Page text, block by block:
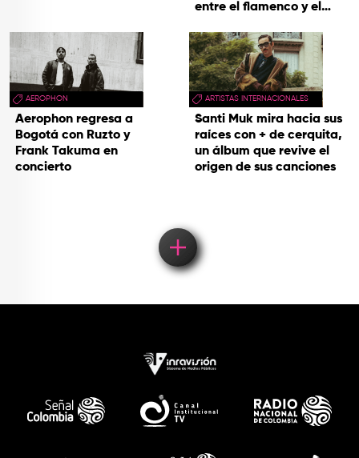
AEROPHON
Aerophon regresa a
Bogotá con Ruzto y
Frank Takuma en
concierto
entre el flamenco y el
ARTISTAS INTERNACIONALES
Santi Muk mira hacia sus
raíces con + de cerquita,
un álbum que revive el
origen de sus canciones